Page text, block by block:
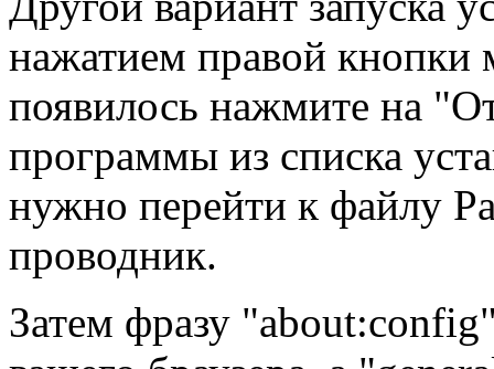
нажатием правой
появилось нажмите на
программы из списка
нужно перейти к файлу
проводник.
Затем фразу